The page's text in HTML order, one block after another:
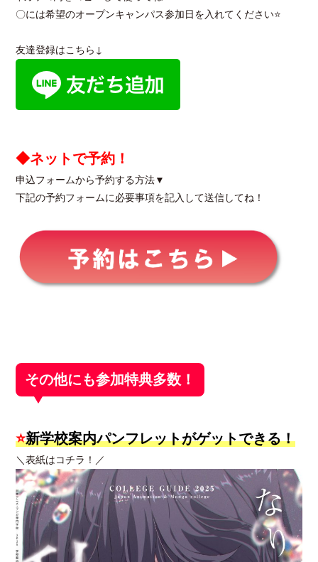
〇には希望のオープンキャンパス参加日を入れてください⭐
友達登録はこちら↓
◆ネットで予約！
申込フォームから予約する方法▼
下記の予約フォームに必要事項を記入して送信してね！
その他にも参加特典多数！
⭐新学校案内パンフレットがゲットできる！
＼表紙はコチラ！／